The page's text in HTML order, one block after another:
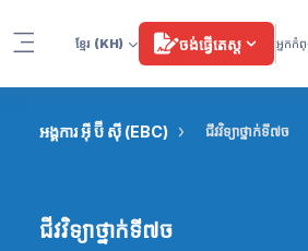
ខ្មែរ (KH) ចង់ធ្វើតេស្ត អ្នកកំ
អង្គការ អ៊ី ប៊ី ស៊ី (EBC) ជីវវិទ្យាថ្នាក់ទី៧ច
ជីវវិទ្យាថ្នាក់ទី៧ច